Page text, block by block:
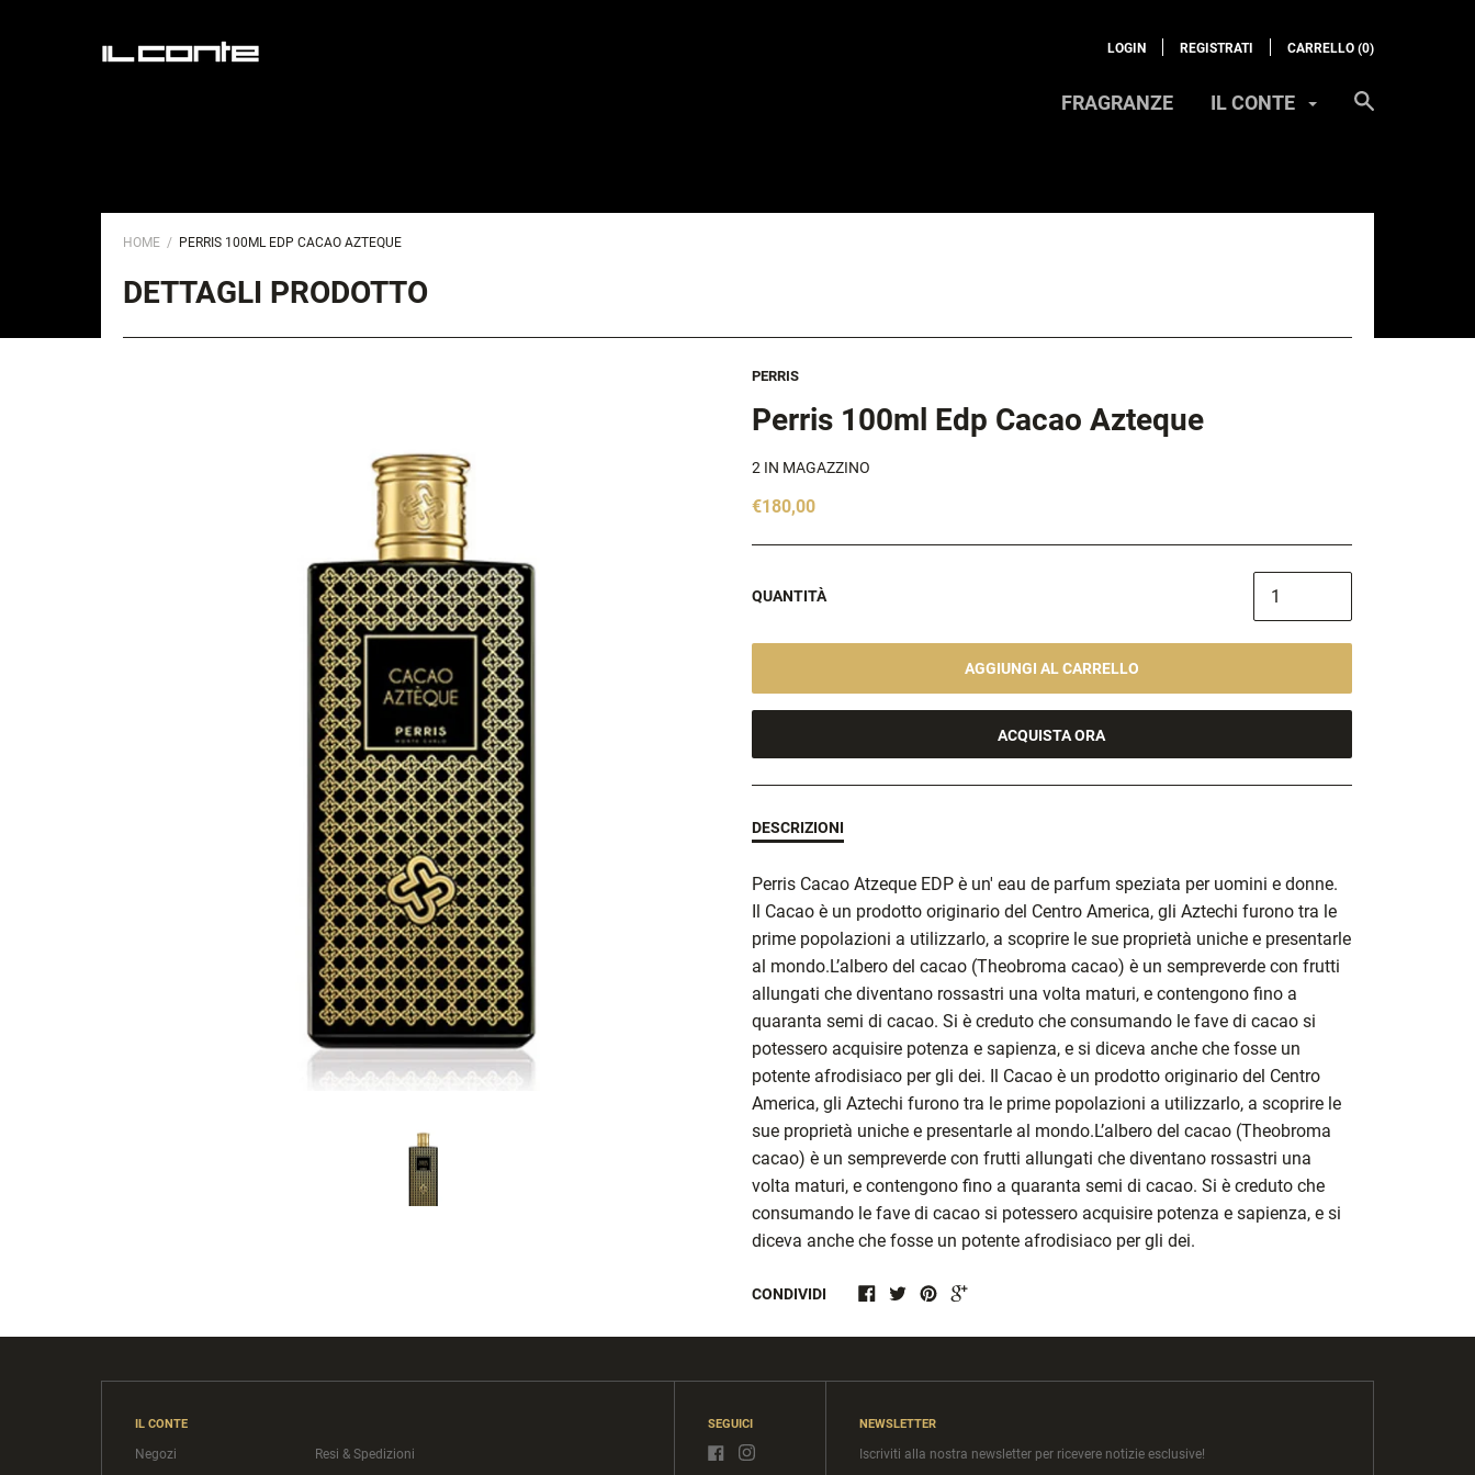
LOGIN REGISTRATI CARRELLO (0)
FRAGRANZE IL CONTE
HOME PERRIS 100ML EDP CACAO AZTEQUE
DETTAGLI PRODOTTO
PERRIS
Perris 100ml Edp Cacao Azteque
2IN MAGAZZINO
€180,00
QUANTITÀ
AGGIUNGI AL CARRELLO
ACQUISTA ORA
DESCRIZIONI
Perris Cacao Atzeque EDP è un' eau de parfum speziata per uomini e donne.
Il Cacao è un prodotto originario del Centro America, gli Aztechi furono tra le
prime popolazioni a utilizzarlo, a scoprire le sue proprietà uniche e presentarle
al mondo.L’albero del cacao (Theobroma cacao) è un sempreverde con frutti
allungati che diventano rossastri una volta maturi, e contengono fino a
quaranta semi di cacao. Si è creduto che consumando le fave di cacao si
potessero acquisire potenza e sapienza, e si diceva anche che fosse un
potente afrodisiaco per gli dei. Il Cacao è un prodotto originario del Centro
America, gli Aztechi furono tra le prime popolazioni a utilizzarlo, a scoprire le
sue proprietà uniche e presentarle al mondo.L’albero del cacao (Theobroma
cacao) è un sempreverde con frutti allungati che diventano rossastri una
volta maturi, e contengono fino a quaranta semi di cacao. Si è creduto che
consumando le fave di cacao si potessero acquisire potenza e sapienza, e si
diceva anche che fosse un potente afrodisiaco per gli dei.
CONDIVIDI
IL CONTE
Negozi Resi & Spedizioni
SEGUICI NEWSLETTER
Iscriviti alla nostra newsletter per ricevere notizie esclusive!